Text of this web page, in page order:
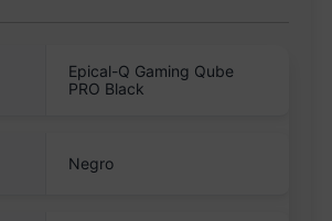
Epical-Q Gaming Qube
PRO Black
Negro